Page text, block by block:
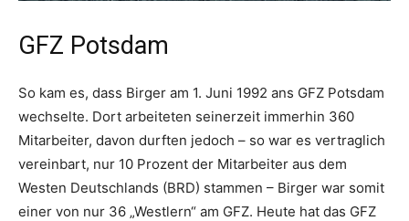
GFZ Potsdam
So kam es, dass Birger am 1. Juni 1992 ans GFZ Potsdam
wechselte. Dort arbeiteten seinerzeit immerhin 360
Mitarbeiter, davon durften jedoch – so war es vertraglich
vereinbart, nur 10 Prozent der Mitarbeiter aus dem
Westen Deutschlands (BRD) stammen – Birger war somit
einer von nur 36 „Westlern“ am GFZ. Heute hat das GFZ